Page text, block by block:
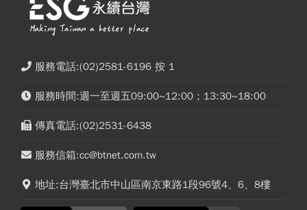
服務電話:(02)2581-6196 按 1
服務時間:週一至週五09:00~12:00；13:30~18:00
傳真電話:(02)2531-6438
服務信箱:cc@btnet.com.tw
地址:台灣臺北市中山區南京東路1段96號4、6、8樓